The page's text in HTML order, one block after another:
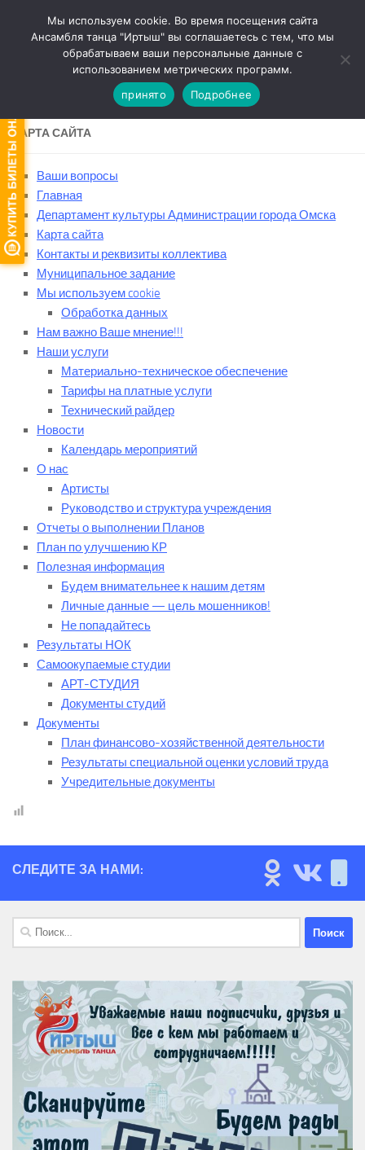
Перейти к содержимому
Версия для слабовидящих
КАРТА САЙТА
Ваши вопросы
Главная
Департамент культуры Администрации города Омска
Карта сайта
Контакты и реквизиты коллектива
Муниципальное задание
Мы используем cookie
Обработка данных
Нам важно Ваше мнение!!!
Наши услуги
Материально-техническое обеспечение
Тарифы на платные услуги
Технический райдер
Новости
Календарь мероприятий
О нас
Артисты
Руководство и структура учреждения
Отчеты о выполнении Планов
План по улучшению КР
Полезная информация
Будем внимательнее к нашим детям
Личные данные — цель мошенников!
Не попадайтесь
Результаты НОК
Самоокупаемые студии
АРТ-СТУДИЯ
Документы студий
Документы
План финансово-хозяйственной деятельности
Результаты специальной оценки условий труда
Учредительные документы
СЛЕДИТЕ ЗА НАМИ:
Найти:
Мы используем cookie. Во время посещения сайта
Ансамбля танца "Иртыш" вы соглашаетесь с тем, что мы
обрабатываем ваши персональные данные с
использованием метрических программ.
принято
Подробнее